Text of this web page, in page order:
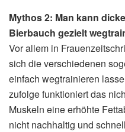
Mythos 2: Man kann
Bierbauch gezielt
Vor allem in
sich die verschiedenen
einfach wegtrainieren
zufolge funktioniert das
Muskeln eine erhöhte
nicht nachhaltig und